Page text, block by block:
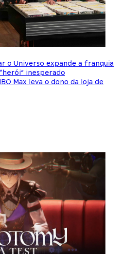
o Universo expande a franquia
inesperado
Max leva o dono da loja de